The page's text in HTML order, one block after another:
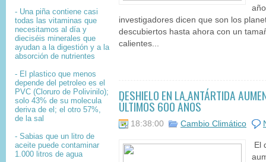
- Una piña contiene casi
todas las vitaminas que
necesitamos al día y
dieciséis minerales que
ayudan a la digestión y a la
absorción de nutrientes
- El plastico que menos
depende del petroleo es el
PVC (Cloruro de Polivinilo);
solo 43% de su molecula
deriva de el; el otro 57%,
de la sal
- Sabias que un litro de
aceite puede contaminar
1.000 litros de agua
investigadores dicen que son los
descubiertos hasta ahora con un
calientes...
DESHIELO EN LA ANTÁRTIDA
ÚLTIMOS 600 AÑOS
18:38:00 Cambio Climático
El